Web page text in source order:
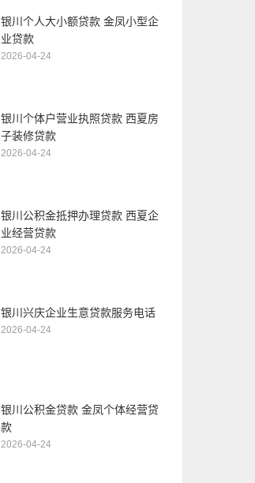
银川个人大小额贷款 金凤小型企
业贷款
2026-04-24
银川个体户营业执照贷款 西夏房
子装修贷款
2026-04-24
银川公积金抵押办理贷款 西夏企
业经营贷款
2026-04-24
银川兴庆企业生意贷款服务电话
2026-04-24
银川公积金贷款 金凤个体经营贷
款
2026-04-24